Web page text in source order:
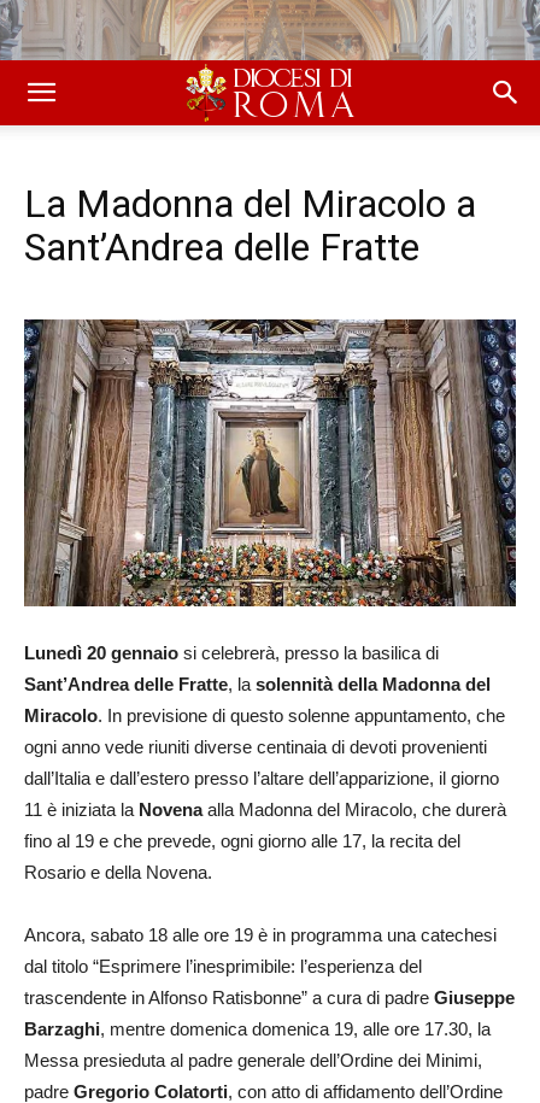
La Madonna del Miracolo a
Sant’Andrea delle Fratte
Lunedì 20 gennaio si celebrerà, presso la basilica di
Sant’Andrea delle Fratte, la solennità della Madonna del
Miracolo. In previsione di questo solenne appuntamento, che
ogni anno vede riuniti diverse centinaia di devoti provenienti
dall’Italia e dall’estero presso l’altare dell’apparizione, il giorno
11 è iniziata la Novenaalla Madonna del Miracolo, che durerà
fino al 19 e che prevede, ogni giorno alle 17, la recita del
Rosario e della Novena.
Ancora, sabato 18 alle ore 19 è in programma una catechesi
dal titolo “Esprimere l’inesprimibile: l’esperienza del
trascendente in Alfonso Ratisbonne” a cura di padre Giuseppe
Barzaghi, mentre domenica domenica 19, alle ore 17.30, la
Messa presieduta al padre generale dell’Ordine dei Minimi,
padre Gregorio Colatorti, con atto di affidamento dell’Ordine